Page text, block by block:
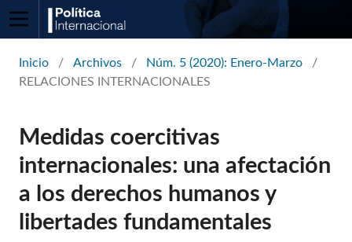
Inicio / Archivos / Núm. 5 (2020): Enero-Marzo
/
RELACIONES INTERNACIONALES
Medidas coercitivas
internacionales: una afectación
a los derechos humanos y
libertades fundamentales